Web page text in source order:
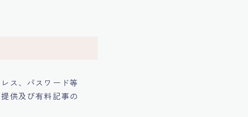
ス、パスワード等
供及び有料記事の